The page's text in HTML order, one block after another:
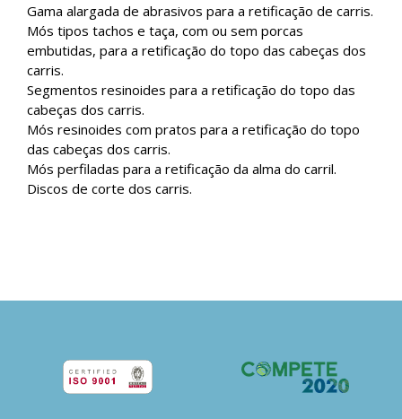
Gama alargada de abrasivos para a retificação de carris.
Mós tipos tachos e taça, com ou sem porcas
embutidas, para a retificação do topo das cabeças dos
carris.
Segmentos resinoides para a retificação do topo das
cabeças dos carris.
Mós resinoides com pratos para a retificação do topo
das cabeças dos carris.
Mós perfiladas para a retificação da alma do carril.
Discos de corte dos carris.